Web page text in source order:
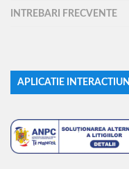
INTREBARI FRECVENTE
APLICATIE INTERACTIUNI